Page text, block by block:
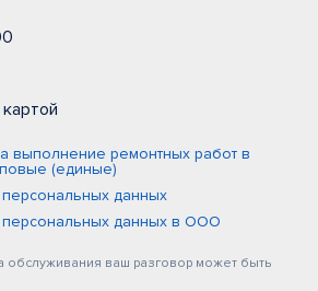
выполнение ремонтных работ в
(единые)
данных
персональных данных в ООО
обслуживания ваш разговор может быть